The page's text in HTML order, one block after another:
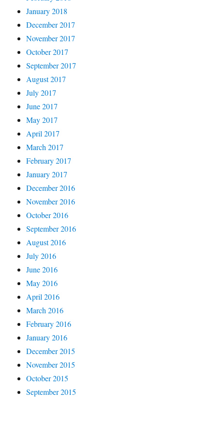
January 2018
December 2017
November 2017
October 2017
September 2017
August 2017
July 2017
June 2017
May 2017
April 2017
March 2017
February 2017
January 2017
December 2016
November 2016
October 2016
September 2016
August 2016
July 2016
June 2016
May 2016
April 2016
March 2016
February 2016
January 2016
December 2015
November 2015
October 2015
September 2015